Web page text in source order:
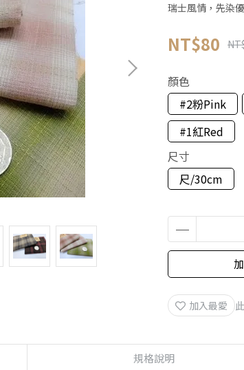
瑞士風情，先染
NT$80
顏色
#2粉Pink
#1紅Red
尺寸
尺/30cm
加入最愛
規格說明